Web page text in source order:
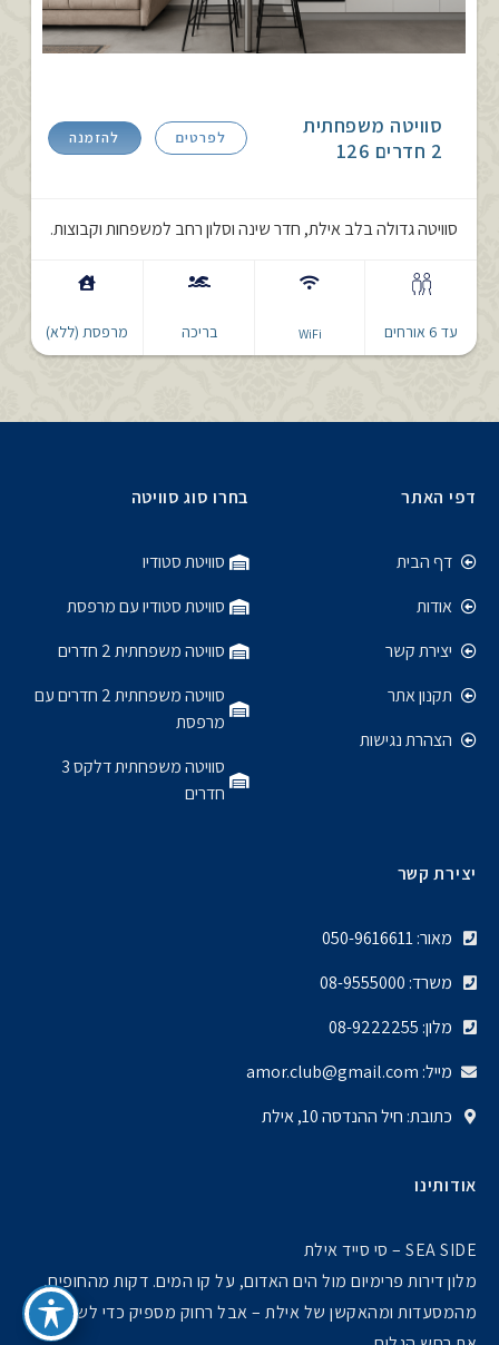
סוויטה משפחתית
2 חדרים 126
לפרטים להזמנה
סוויטה גדולה בלב אילת, חדר שינה וסלון רחב למשפחות וקבוצות.
עד 6 אורחים WiFi בריכה מרפסת (ללא)
דפי האתר
דף הבית
אודות
יצירת קשר
תקנון אתר
הצהרת נגישות
בחרו סוג סוויטה
סוויטת סטודיו
סוויטת סטודיו עם מרפסת
סוויטה משפחתית 2 חדרים
סוויטה משפחתית 2 חדרים עם
מרפסת
סוויטה משפחתית דלקס 3
חדרים
יצירת קשר
מאור: 050-9616611
משרד: 08-9555000
מלון: 08-9222255
מייל: amor.club@gmail.com
כתובת: חיל ההנדסה 10, אילת
אודותינו
SEA SIDE – סי סייד אילת
מלון דירות פרימיום מול הים האדום, על קו המים. דקות מהחופים,
מהמסעדות ומהאקשן של אילת – אבל רחוק מספיק כדי לשמוע רק